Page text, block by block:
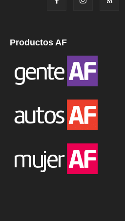
Productos AF